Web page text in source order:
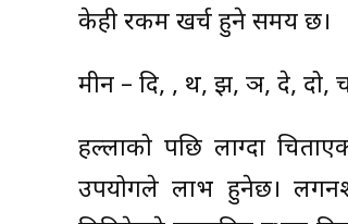
केही रकम खर्च हुने समय छ।
मीन – दि, दु, थ, झ, ञ, दे, दो,
हल्लाको पछि लाग्दा
उपयोगले लाभ हुनेछ।